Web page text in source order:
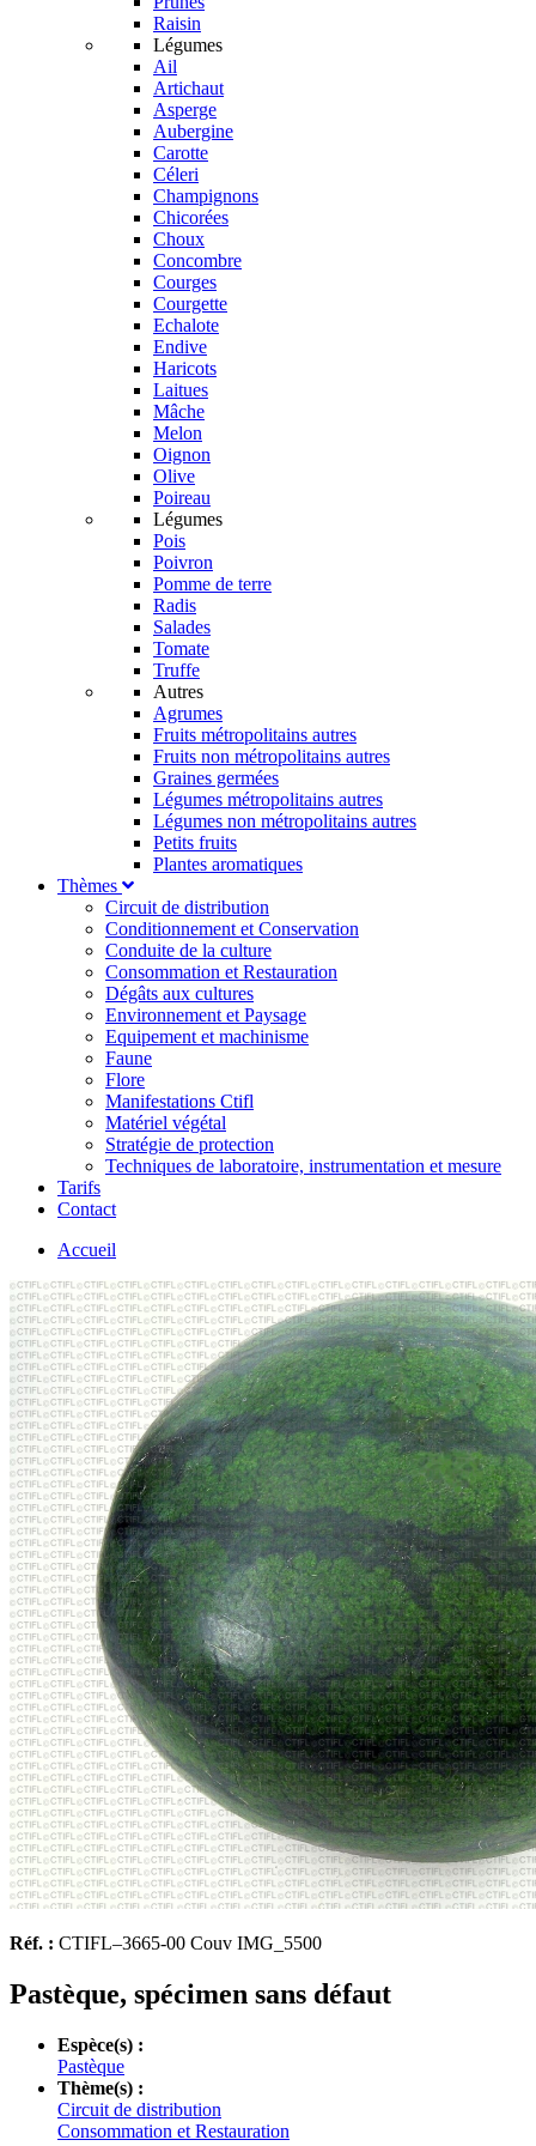
Raisin
Légumes
Ail
Artichaut
Asperge
Aubergine
Carotte
Céleri
Champignons
Chicorées
Choux
Concombre
Courges
Courgette
Echalote
Endive
Haricots
Laitues
Mâche
Melon
Oignon
Olive
Poireau
Légumes
Pois
Poivron
Pomme de terre
Radis
Salades
Tomate
Truffe
Autres
Agrumes
Fruits métropolitains autres
Fruits non métropolitains autres
Graines germées
Légumes métropolitains autres
Légumes non métropolitains autres
Petits fruits
Plantes aromatiques
Thèmes
Circuit de distribution
Conditionnement et Conservation
Conduite de la culture
Consommation et Restauration
Dégâts aux cultures
Environnement et Paysage
Equipement et machinisme
Faune
Flore
Manifestations Ctifl
Matériel végétal
Stratégie de protection
Techniques de laboratoire, instrumentation et mesure
Tarifs
Contact
Accueil
Réf. : CTIFL–3665-00 Couv IMG_5500
Pastèque, spécimen sans défaut
Espèce(s) :
Pastèque
Thème(s) :
Circuit de distribution
Consommation et Restauration